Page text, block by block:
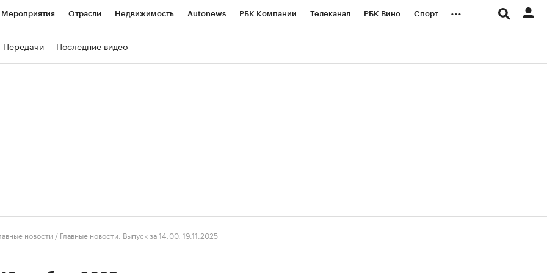
Мероприятия Отрасли Недвижимость Autonews РБК Компании Телеканал РБК Вино Спорт ...
Передачи Последние видео
новости / Главные новости. Выпуск за 14:00, 19.11.2025